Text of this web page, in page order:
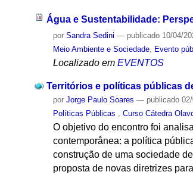
Água e Sustentabilidade:
porSandra Sedini — publicado 10/04/
Meio Ambiente e Sociedade, Evento
Localizado em EVENTOS
Territórios e políticas públicas
porJorge Paulo Soares — publicado
Políticas Públicas ,Curso Cátedra
O objetivo do encontro foi
contemporânea: a política
construção de uma sociedade
proposta de novas diretrizes